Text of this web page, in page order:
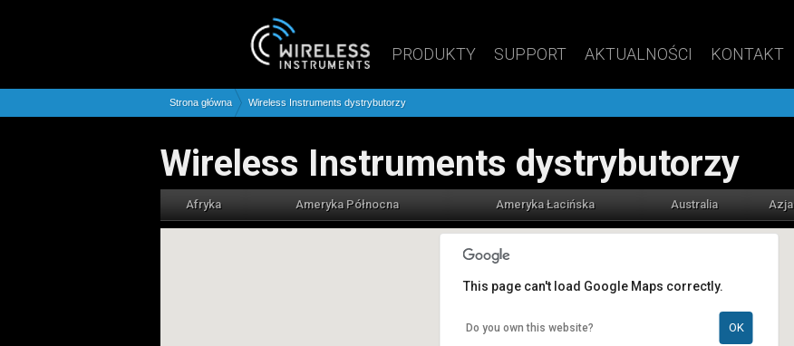
PRODUKTY SUPPORT AKTUALNOŚCI KONTAKT
Strona główna Wireless Instruments dystrybutorzy
Wireless Instruments dystrybutorzy
Afryka Ameryka Północna Ameryka Łacińska Australia Azja
This page can't load Google Maps correctly.
Do you own this website? OK